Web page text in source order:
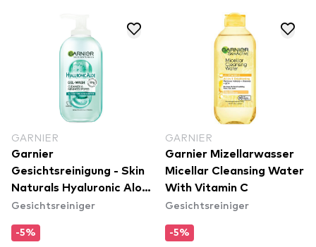
GARNIER
Garnier
Gesichtsreinigung - Skin
Naturals Hyaluronic Aloe
Gel Wash
Gesichtsreiniger
-5%
GARNIER
Garnier Mizellarwasser
Micellar Cleansing Water
With Vitamin C
Gesichtsreiniger
-5%